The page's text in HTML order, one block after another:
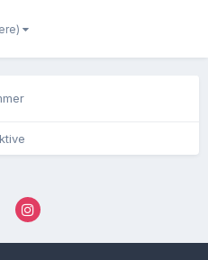
hans-med-forgreiningar-til-
haugesund-sortland-